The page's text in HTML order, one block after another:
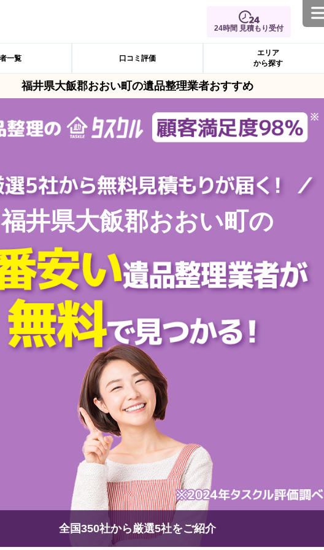
24時間 見積もり受付
一覧 口コミ評価
エリア
から探す
福井県大飯郡おおい町の遺品整理業者おすすめ
福井県大飯郡おおい町の
全国350社から厳選5社をご紹介